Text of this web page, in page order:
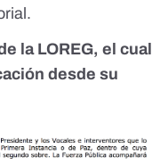
la LOREG, el cual
desde su